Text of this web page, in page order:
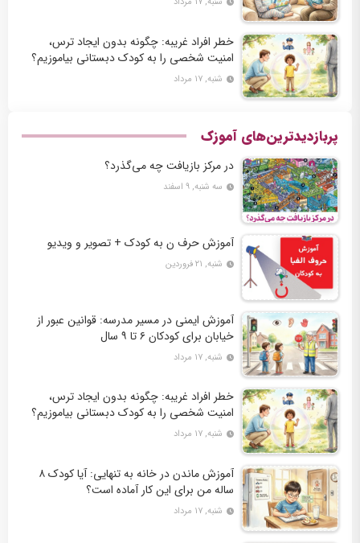
خطر افراد غریبه: چگونه بدون ایجاد ترس،
امنیت شخصی را به کودک دبستانی بیاموزیم؟
شنبه, ۱۷ مرداد
پربازدیدترین‌های آموزک
در مرکز بازیافت چه می‌گذرد؟
سه شنبه, ۹ اسفند
آموزش حرف ن به کودک + تصویر و ویدیو
شنبه, ۲۱ فروردین
آموزش ایمنی در مسیر مدرسه: قوانین عبور از
خیابان برای کودکان ۶ تا ۹ سال
شنبه, ۱۷ مرداد
خطر افراد غریبه: چگونه بدون ایجاد ترس،
امنیت شخصی را به کودک دبستانی بیاموزیم؟
شنبه, ۱۷ مرداد
آموزش ماندن در خانه به تنهایی: آیا کودک ۸
ساله من برای این کار آماده است؟
شنبه, ۱۷ مرداد